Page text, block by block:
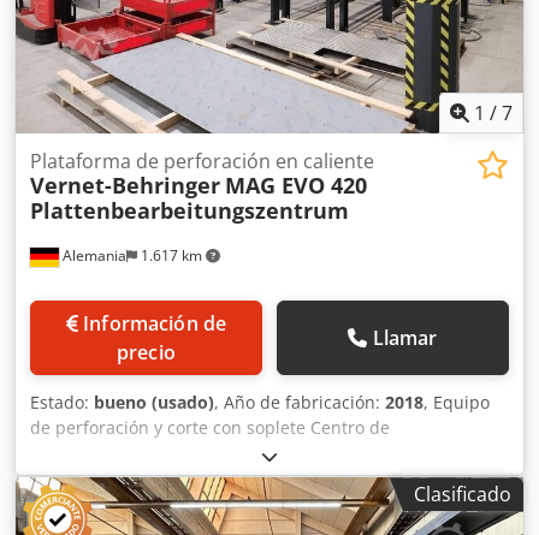
1 /7
Alemania 1.617 km
Plataforma de perforación en caliente
Vernet-Behringer MAG EVO 420
Plattenbearbeitungszentrum
Información de
precio
Llamar
Estado: bueno (usado), Año de fabricación: 2018, Equipo
de perforación y corte con soplete Centro de
procesamiento de láminas Fabricante: Vernet-Behringer
Modelo: MAG EVO 420 Año de fabricación: 2018 Control
CNC Fuente de alimentación: Kjellberg HiFocus 360 Corte
por plasma para espesores de material: de 5 a 50 mm
Clasificado